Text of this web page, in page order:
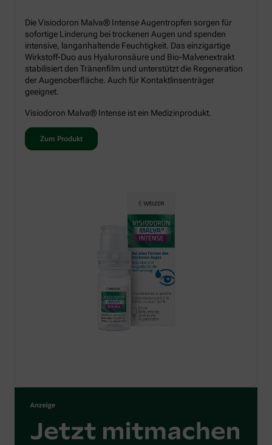
Die Visiodoron Malva® Intense Augentropfen sorgen für
sofortige Linderung bei trockenen Augen und spenden
intensive, langanhaltende Feuchtigkeit. Das einzigartige
Wirkstoff-Duo aus Hyaluronsäure und Bio-Malvenextrakt
stabilisiert den Tränenfilm und unterstützt die Regeneration
der Augenoberfläche. Auch für Kontaktlinsenträger
geeignet.
Visiodoron Malva® Intense ist ein Medizinprodukt.
Zum Produkt